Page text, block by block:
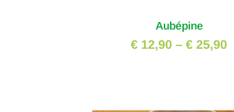
Aubépine
€ 12,90 –€ 25,90